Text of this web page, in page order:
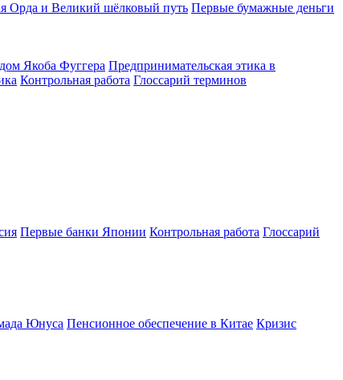
Орда и Великий шёлковый путь Первые бумажные деньги
Якоба Фуггера Предпринимательская этика в
Контрольная работа Глоссарий терминов
Первые банки Японии Контрольная работа Глоссарий
Юнуса Пенсионное обеспечение в Китае Кризис